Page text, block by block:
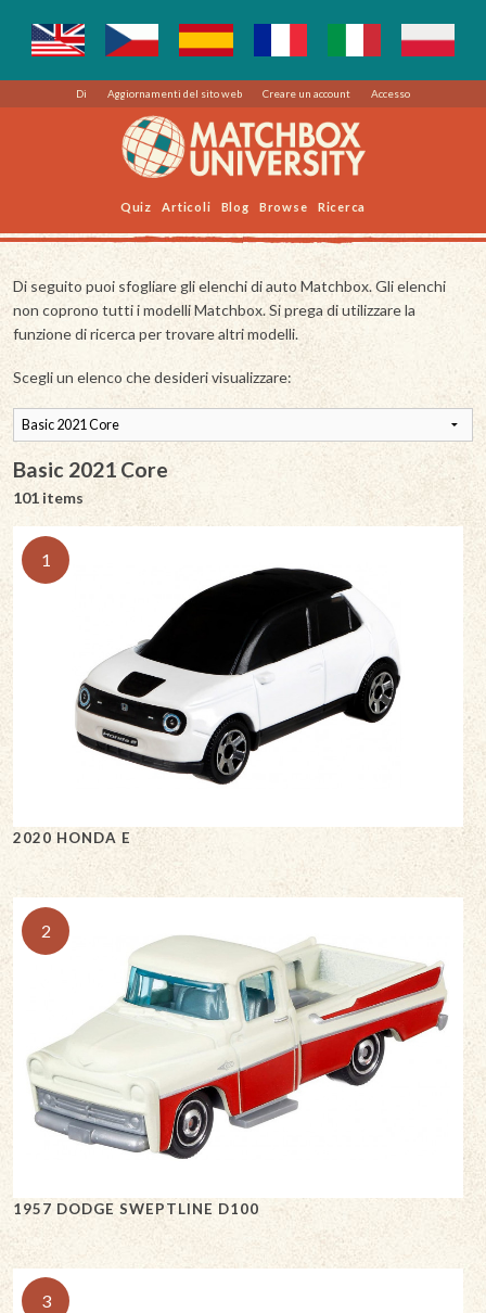
Di Aggiornamenti del sito web Creare un account Accesso
Quiz Articoli Blog Browse Ricerca
Di seguito puoi sfogliare gli elenchi di auto Matchbox. Gli elenchi
non coprono tutti i modelli Matchbox. Si prega di utilizzare la
funzione di ricerca per trovare altri modelli.
Scegli un elenco che desideri visualizzare:
Basic 2021 Core
101 items
2020 HONDA E
1
1957 DODGE SWEPTLINE D100
2
3